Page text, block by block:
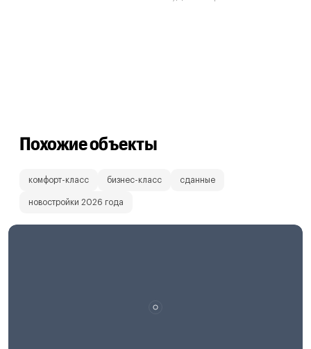
Похожие объекты
комфорт-класс бизнес-класс сданные
новостройки 2026 года